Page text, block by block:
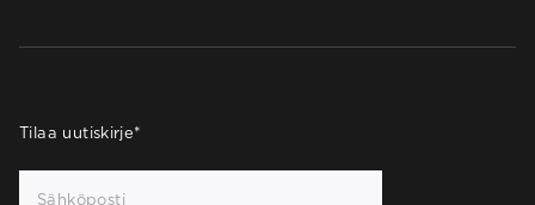
Tilaa uutiskirje*